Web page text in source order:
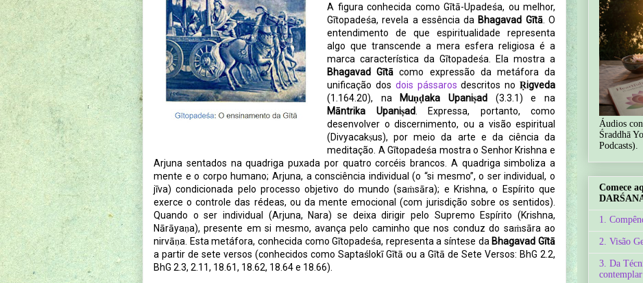
A figura conhecida como Gītā-Upadeśa, ou melhor,
Gītopadeśa, revela a essência da Bhagavad Gītā. O
entendimento de que espiritualidade representa
algo que transcende a mera esfera religiosa é a
marca característica da Gītopadeśa. Ela mostra a
Bhagavad Gītā como expressão da metáfora da
unificação dos dois pássaros descritos noṚigveda
(1.164.20), na
Muṇḍaka Upaniṣad (3.3.1) e na
Māntrika Upaniṣad. Expressa, portanto, como
desenvolver o discernimento, ou a visão espiritual
(Divyacakṣus), por meio da arte e da ciência da
meditação. A Gītopadeśa mostra o Senhor Krishna e
Arjuna sentados na quadriga puxada por quatro corcéis brancos. A quadriga simboliza a
mente e o corpo humano; Arjuna, a consciência individual (o “si mesmo”, o ser individual, o
jīva) condicionada pelo processo objetivo do mundo (saṁsāra); e Krishna, o Espírito que
exerce o controle das rédeas, ou da mente emocional (com jurisdição sobre os sentidos).
Quando o ser individual (Arjuna, Nara) se deixa dirigir pelo Supremo Espírito (Krishna,
Nārāyaṇa), presente em si mesmo, avança pelo caminho que nos conduz do saṁsāra ao
nirvāṇa. Esta metáfora, conhecida como Gītopadeśa, representa a síntese da Bhagavad Gītā
a partir de sete versos (conhecidos como Saptaślokī Gītā ou a Gītā de Sete Versos: BhG 2.2,
BhG 2.3, 2.11, 18.61, 18.62, 18.64 e 18.66).
Áudios
Śraddhā
Podcasts).
Comece
1.
2. Visão
3. Da